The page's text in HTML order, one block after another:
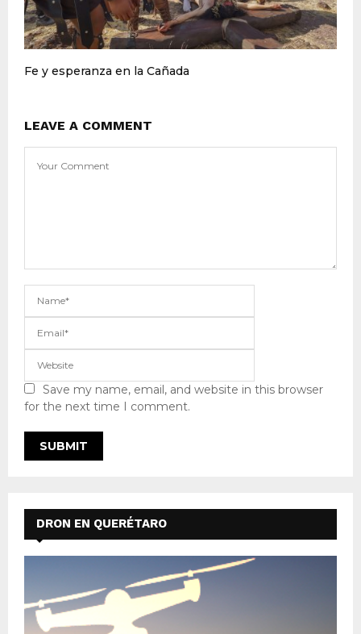
Fe y esperanza en la Cañada
LEAVE A COMMENT
Save my name, email, and website in this browser
for the next time I comment.
DRON EN QUERÉTARO